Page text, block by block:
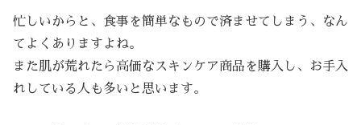
忙しいからと、食事を簡単なもので済ませてしまう、なん
てよくありますよね。
また肌が荒れたら高価なスキンケア商品を購入し、お手入
れしている人も多いと思います。